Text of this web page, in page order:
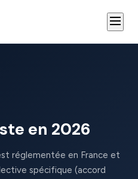
en 2026
réglementée en France et
spécifique (accord